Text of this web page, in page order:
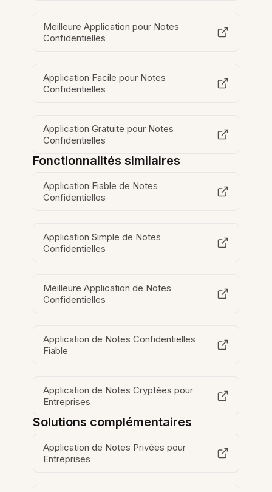
Meilleure Application pour Notes
Confidentielles
Application Facile pour Notes
Confidentielles
Application Gratuite pour Notes
Confidentielles
Fonctionnalités similaires
Application Fiable de Notes
Confidentielles
Application Simple de Notes
Confidentielles
Meilleure Application de Notes
Confidentielles
Application de Notes Confidentielles
Fiable
Application de Notes Cryptées pour
Entreprises
Solutions complémentaires
Application de Notes Privées pour
Entreprises